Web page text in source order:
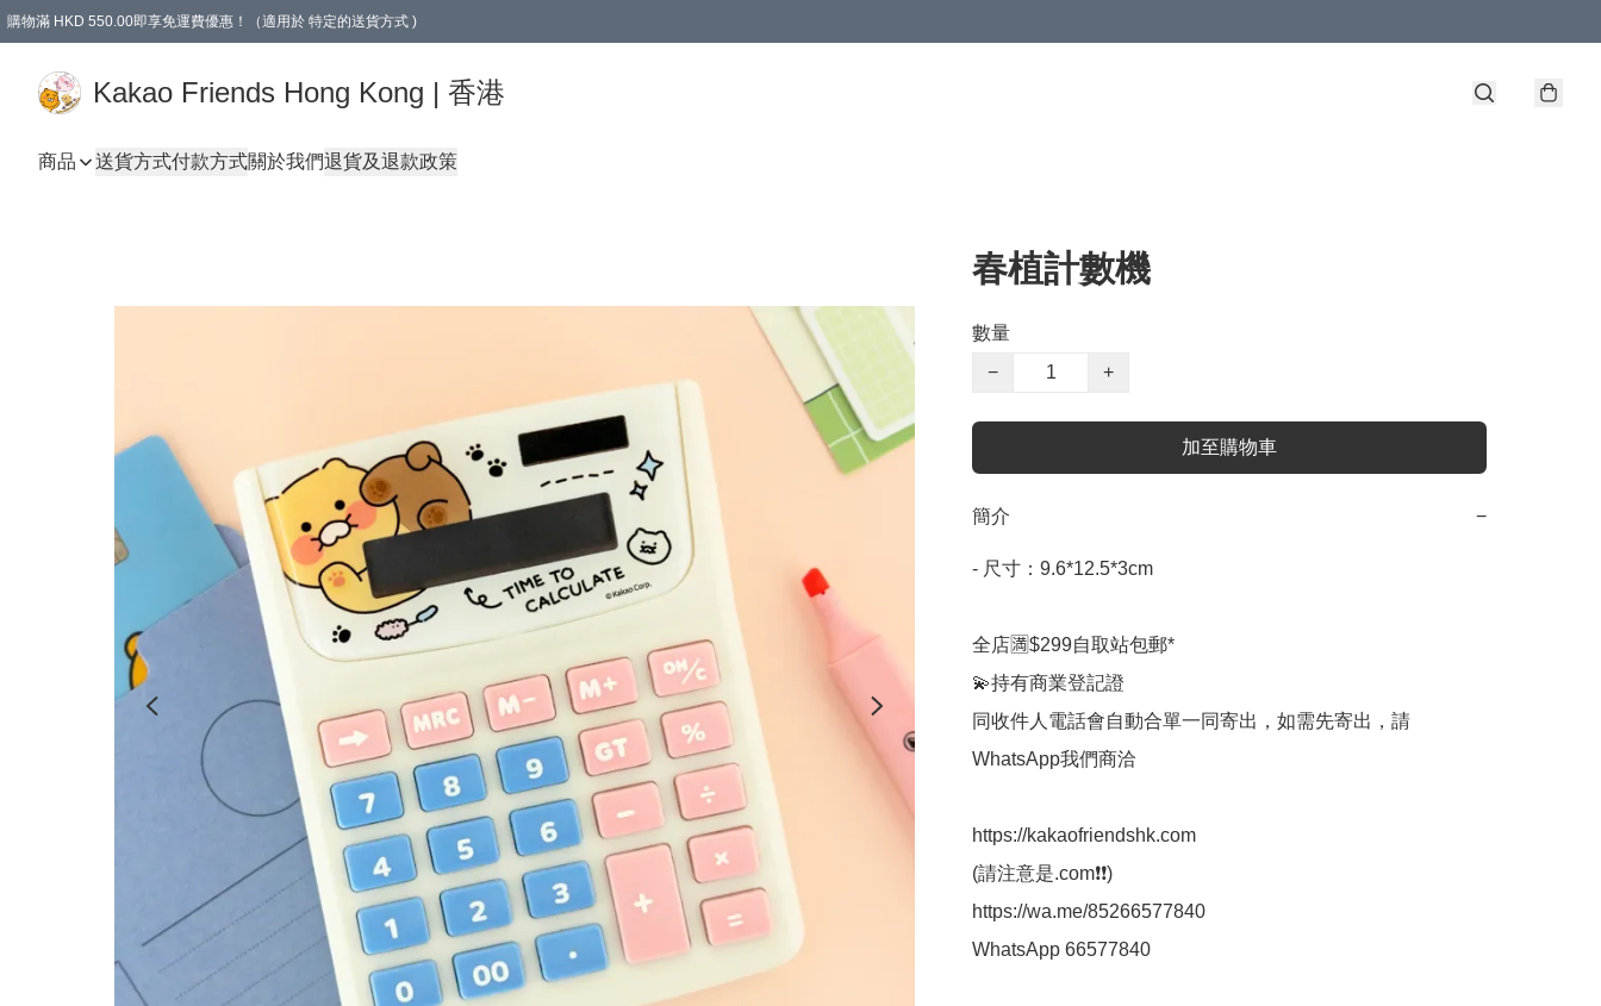
購物滿 HKD 550.00即享免運費優惠！（適用於 特定的送貨方式 )
Kakao Friends Hong Kong | 香港
商品 送貨方式付款方式關於我們退貨及退款政策
春植計數機
數量
−
+
加至購物車
簡介 −
- 尺寸：9.6*12.5*3cm
全店🈵$299自取站包郵*
💫持有商業登記證
同收件人電話會自動合單一同寄出，如需先寄出，請
WhatsApp我們商洽
https://kakaofriendshk.com
(請注意是.com❗❗)
https://wa.me/85266577840
WhatsApp 66577840